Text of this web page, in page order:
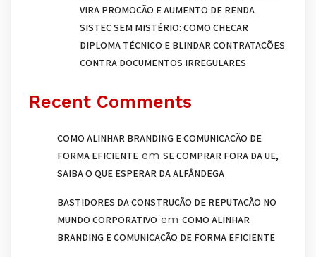
VIRA PROMOÇÃO E AUMENTO DE RENDA
SISTEC SEM MISTÉRIO: COMO CHECAR
DIPLOMA TÉCNICO E BLINDAR CONTRATAÇÕES
CONTRA DOCUMENTOS IRREGULARES
Recent Comments
COMO ALINHAR BRANDING E COMUNICAÇÃO DE
FORMA EFICIENTE em SE COMPRAR FORA DA UE,
SAIBA O QUE ESPERAR DA ALFÂNDEGA
BASTIDORES DA CONSTRUÇÃO DE REPUTAÇÃO NO
MUNDO CORPORATIVO em COMO ALINHAR
BRANDING E COMUNICAÇÃO DE FORMA EFICIENTE